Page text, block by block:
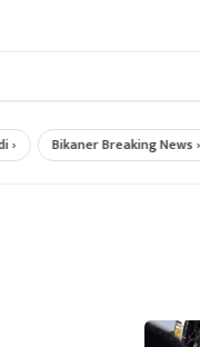
Bikaner Breaking News ›